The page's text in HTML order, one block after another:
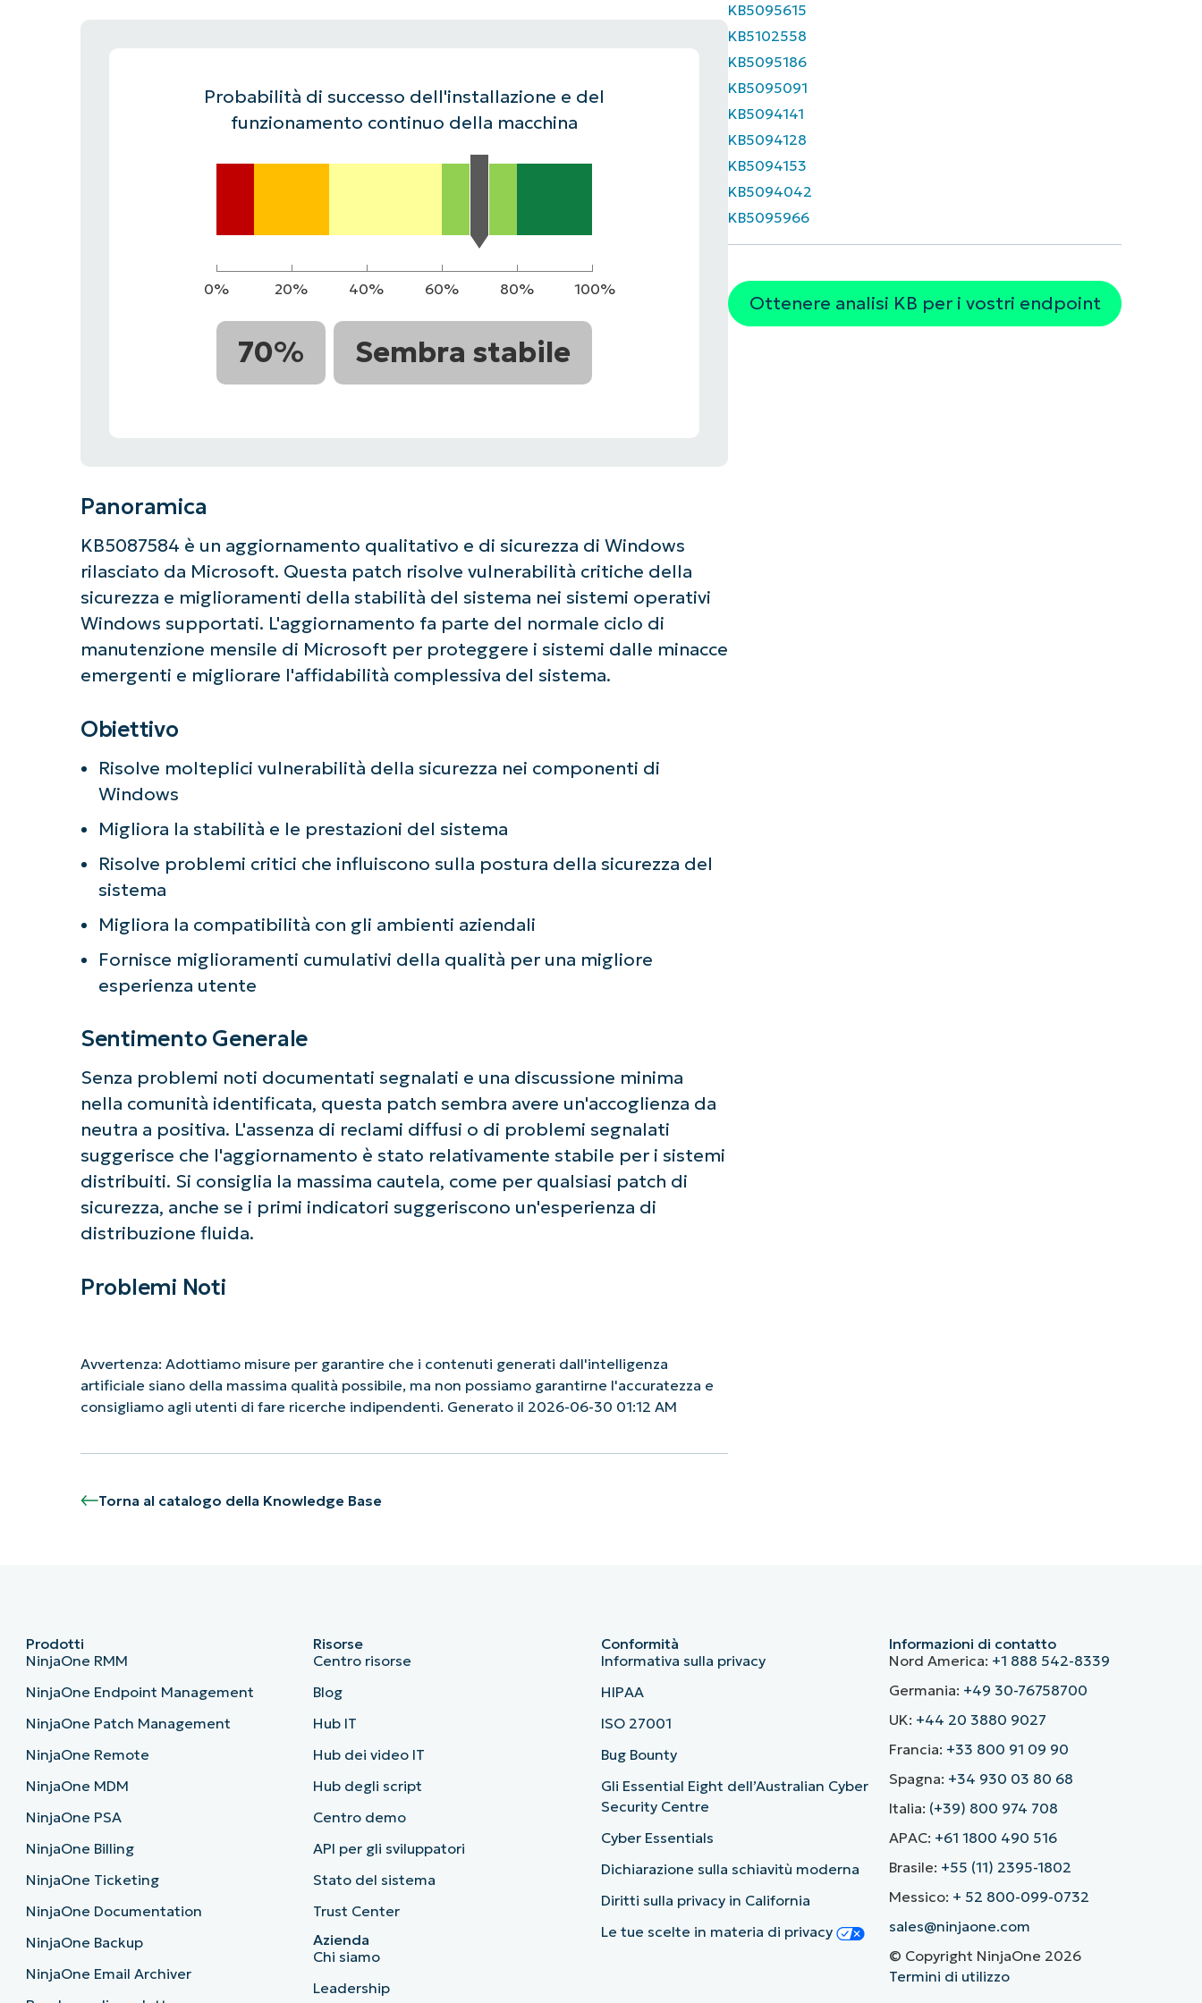
Probabilità di successo dell'installazione e del
funzionamento continuo della macchina
0% 20% 40% 60% 80% 100%
70% Sembra stabile
Panoramica
KB5087584 è un aggiornamento qualitativo e di sicurezza di Windows
rilasciato da Microsoft. Questa patch risolve vulnerabilità critiche della
sicurezza e miglioramenti della stabilità del sistema nei sistemi operativi
Windows supportati. L'aggiornamento fa parte del normale ciclo di
manutenzione mensile di Microsoft per proteggere i sistemi dalle minacce
emergenti e migliorare l'affidabilità complessiva del sistema.
Obiettivo
Risolve molteplici vulnerabilità della sicurezza nei componenti di
Windows
Migliora la stabilità e le prestazioni del sistema
Risolve problemi critici che influiscono sulla postura della sicurezza del
sistema
Migliora la compatibilità con gli ambienti aziendali
Fornisce miglioramenti cumulativi della qualità per una migliore
esperienza utente
Sentimento Generale
Senza problemi noti documentati segnalati e una discussione minima
nella comunità identificata, questa patch sembra avere un'accoglienza da
neutra a positiva. L'assenza di reclami diffusi o di problemi segnalati
suggerisce che l'aggiornamento è stato relativamente stabile per i sistemi
distribuiti. Si consiglia la massima cautela, come per qualsiasi patch di
sicurezza, anche se i primi indicatori suggeriscono un'esperienza di
distribuzione fluida.
Problemi Noti
Avvertenza: Adottiamo misure per garantire che i contenuti generati dall'intelligenza
artificiale siano della massima qualità possibile, ma non possiamo garantirne l'accuratezza e
consigliamo agli utenti di fare ricerche indipendenti. Generato il 2026-06-30 01:12 AM
Torna al catalogo della Knowledge Base
KB5095615
KB5102558
KB5095186
KB5095091
KB5094141
KB5094128
KB5094153
KB5094042
KB5095966
Ottenere analisi KB per i vostri endpoint
Iniziate con le analisi KB guidate dall'AI di NinjaOne!
name*
number*
Prodotti
NinjaOne RMM
NinjaOne Endpoint Management
NinjaOne Patch Management
NinjaOne Remote
NinjaOne MDM
NinjaOne PSA
NinjaOne Billing
NinjaOne Ticketing
NinjaOne Documentation
NinjaOne Backup
NinjaOne Email Archiver
Risorse
Centro risorse
Blog
Hub IT
Hub dei video IT
Hub degli script
Centro demo
API per gli sviluppatori
Stato del sistema
Trust Center
Azienda
Chi siamo
Leadership
Conformità
Informativa sulla privacy
HIPAA
ISO 27001
Bug Bounty
Gli Essential Eight dell’Australian Cyber
Security Centre
Cyber Essentials
Dichiarazione sulla schiavitù moderna
Diritti sulla privacy in California
Le tue scelte in materia di privacy
Informazioni di contatto
Nord America: +1 888 542-8339
Germania: +49 30-76758700
UK: +44 20 3880 9027
Francia: +33 800 91 09 90
Spagna: +34 930 03 80 68
Italia: (+39) 800 974 708
APAC: +61 1800 490 516
Brasile: +55 (11) 2395-1802
Messico: + 52 800-099-0732
sales@ninjaone.com
© Copyright NinjaOne 2026
Termini di utilizzo